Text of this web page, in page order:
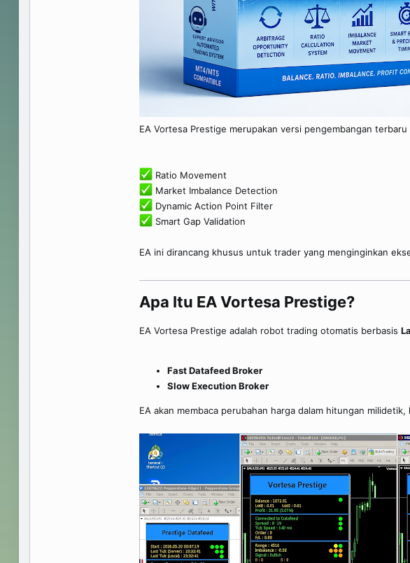
EA Vortesa Prestige merupakan versi pengembangan
Ratio Movement
Market Imbalance Detection
Dynamic Action Point Filter
Smart Gap Validation
EA ini dirancang khusus untuk trader yang menginginkan
Apa Itu EA Vortesa Prestige?​
EA Vortesa Prestige adalah robot trading otomatis berbasis
Fast Datafeed Broker
Slow Execution Broker
EA akan membaca perubahan harga dalam hitungan